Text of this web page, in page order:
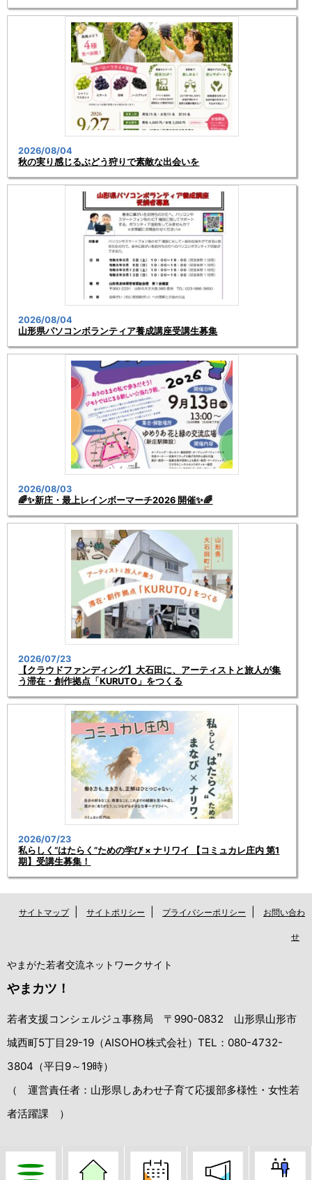
2026/08/04
秋の実り感じるぶどう狩りで素敵な出会いを
2026/08/04
山形県パソコンボランティア養成講座受講生募集
2026/08/03
🌈✨新庄・最上レインボーマーチ2026 開催✨🌈
2026/07/23
【クラウドファンディング】大石田に、アーティストと旅人が集
う滞在・創作拠点「KURUTO」をつくる
2026/07/23
私らしく“はたらく”ための学び × ナリワイ 【コミュカレ庄内 第1
期】受講生募集！
サイトマップ サイトポリシー プライバシーポリシー お問い合わ
せ
やまがた若者交流ネットワークサイト
やまカツ！
若者支援コンシェルジュ事務局 〒990-0832 山形県山形市
城西町5丁目29-19（AISOHO株式会社）TEL：080-4732-
3804（平日9～19時）
（ 運営責任者：山形県しあわせ子育て応援部多様性・女性若
者活躍課 ）
Copyright（C）Yamagata Wakamono Kouryu Network All Rights